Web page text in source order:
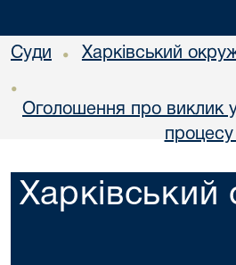
Суди • Харківський
•
Оголошення про виклик у
Харківський